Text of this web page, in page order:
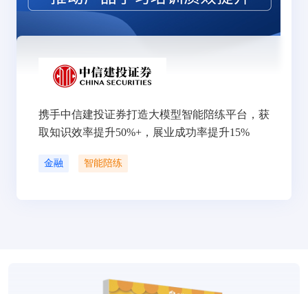
携手中信建投证券打造大模型智能陪练平台，获
取知识效率提升50%+，展业成功率提升15%
金融 智能陪练